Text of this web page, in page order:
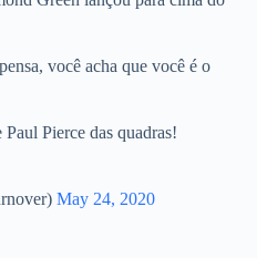
você acha que você é o
Pierce das quadras!
May 24, 2020